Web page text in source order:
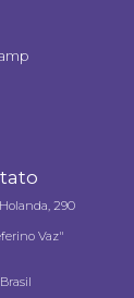
290
Vaz"